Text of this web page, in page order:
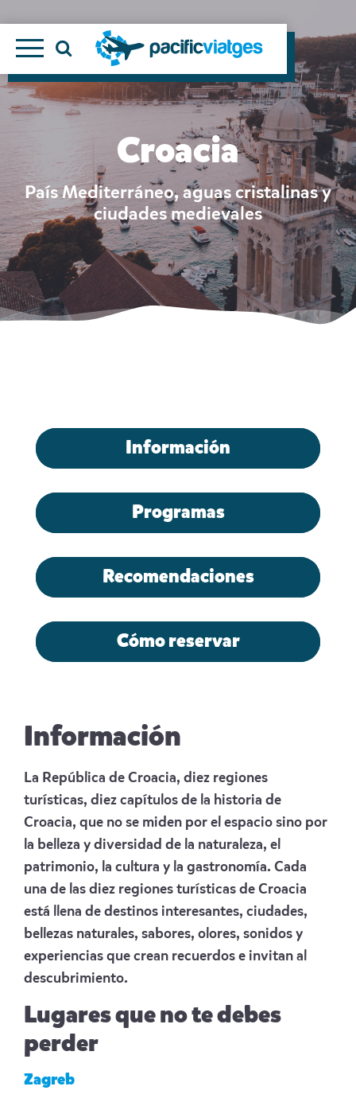
Croacia
País Mediterráneo, aguas cristalinas y
ciudades medievales
Información
Programas
Recomendaciones
Cómo reservar
Información
La República de Croacia, diez regiones
turísticas, diez capítulos de la historia de
Croacia, que no se miden por el espacio sino por
la belleza y diversidad de la naturaleza, el
patrimonio, la cultura y la gastronomía. Cada
una de las diez regiones turísticas de Croacia
está llena de destinos interesantes, ciudades,
bellezas naturales, sabores, olores, sonidos y
experiencias que crean recuerdos e invitan al
descubrimiento.
Lugares que no te debes
perder
Zagreb